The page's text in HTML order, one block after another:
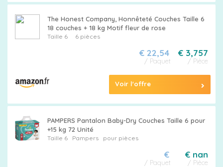
The Honest Company, Honnêteté Couches Taille 6
18 couches + 18 kg Motif fleur de rose
Taille 66 pièces
€ 3,757
/ Pièce
€ 22,54
/ Paquet
Voir l'offre
PAMPERS Pantalon Baby-Dry Couches Taille 6 pour
+15 kg 72 Unité
Taille 6 Pamperspour pièces
€ nan
/ Pièce
€
/ Paquet